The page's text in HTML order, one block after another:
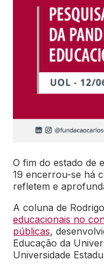
O fim do estado de
19 encerrou-se há
refletem e
A coluna de
educacionais no
públicas,
Educação da
Universidade